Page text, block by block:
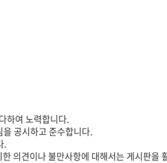
하여 노력합니다.
공시하고 준수합니다.
.
의견이나 불만사항에 대해서는 게시판을